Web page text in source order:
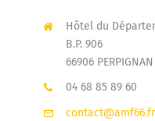
Hôtel du
B.P. 906
66906 PERPIGNAN
04 68 85 89 60
contact@amf66.fr